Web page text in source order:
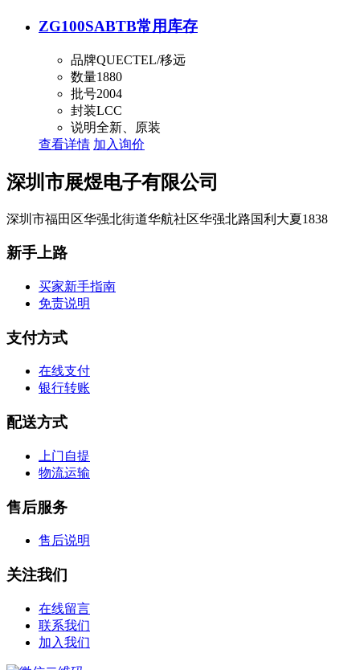
ZG100SABTB常用库存
品牌QUECTEL/移远
数量1880
批号2004
封装LCC
说明全新、原装
查看详情 加入询价
深圳市展煜电子有限公司
深圳市福田区华强北街道华航社区华强北路国利大夏1838
新手上路
买家新手指南
免责说明
支付方式
在线支付
银行转账
配送方式
上门自提
物流运输
售后服务
售后说明
关注我们
在线留言
联系我们
加入我们